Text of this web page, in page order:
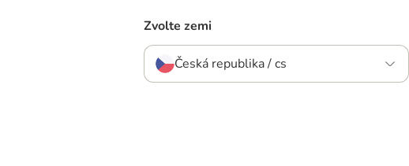
Zvolte zemi
Česká republika / cs